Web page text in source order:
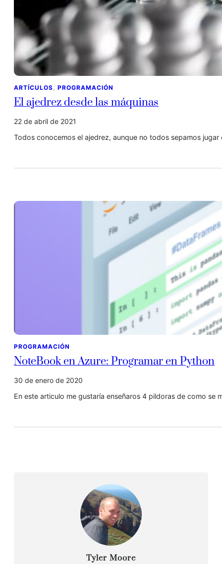
ARTÍCULOS, PROGRAMACIÓN
El ajedrez desde las máquinas
22 de abril de 2021
Todos conocemos el ajedrez, aunque no todos sepamos
PROGRAMACIÓN
NoteBook en Azure: Programar en Python
30 de enero de 2020
En este articulo me gustaría enseñaros 4 pildoras de como
Tyler Moore